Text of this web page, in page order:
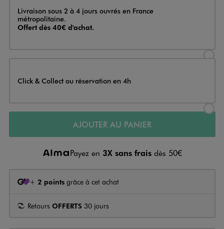
Livraison
Livraison sous 2 à 4 jours ouvrés en France
métropolitaine.
Offert dès 40€ d'achat.
Click & Collect ou réservation en 4h
AJOUTER AU PANIER
Payez en 3X sans frais dès 50€
+ 2 points grâce à cet achat
Retours OFFERTS 30 jours